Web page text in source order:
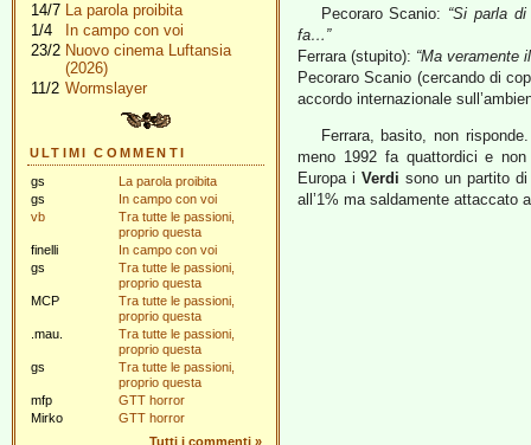
14/7 La parola proibita
1/4
In campo con voi
23/2 Nuovo cinema Luftansia
(2026)
11/2 Wormslayer
ULTIMI COMMENTI
gs
La parola proibita
gs
In campo con voi
vb
Tra tutte le passioni,
proprio questa
finelli
In campo con voi
gs
Tra tutte le passioni,
proprio questa
MCP
Tra tutte le passioni,
proprio questa
.mau.
Tra tutte le passioni,
proprio questa
gs
Tra tutte le passioni,
proprio questa
mfp
GTT horror
Mirko
GTT horror
Tutti i commenti »
Pecoraro Scanio: “Si parla
fa…”
Ferrara (stupito): “Ma veramente
Pecoraro Scanio (cercando di
accordo internazionale
Ferrara, basito, non
meno 1992 fa quattordici e
Europa i Verdi sono un partito
all’1% ma saldamente attaccato